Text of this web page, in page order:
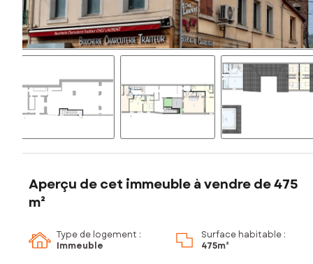
Aperçu de cet immeuble à vendre de 475
m²
Type de logement :
Immeuble
Surface habitable :
475m²